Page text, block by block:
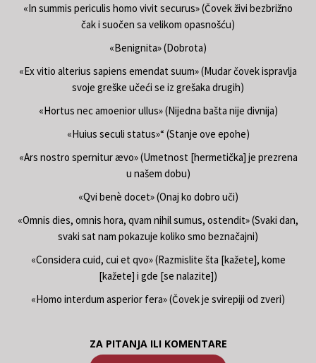
«In summis periculis homo vivit securus» (Čovek živi bezbrižno
čak i suočen sa velikom opasnošću)
«Benignita» (Dobrota)
«Ex vitio alterius sapiens emendat suum» (Mudar čovek ispravlja
svoje greške učeći se iz grešaka drugih)
«Hortus nec amoenior ullus» (Nijedna bašta nije divnija)
«Huius seculi status»“ (Stanje ove epohe)
«Ars nostro spernitur ævo» (Umetnost [hermetička] je prezrena
u našem dobu)
«Qvi benè docet» (Onaj ko dobro uči)
«Omnis dies, omnis hora, qvam nihil sumus, ostendit» (Svaki dan,
svaki sat nam pokazuje koliko smo beznačajni)
«Considera cuid, cui et qvo» (Razmislite šta [kažete], kome
[kažete] i gde [se nalazite])
«Homo interdum asperior fera» (Čovek je svirepiji od zveri)
ZA PITANJA ILI KOMENTARE